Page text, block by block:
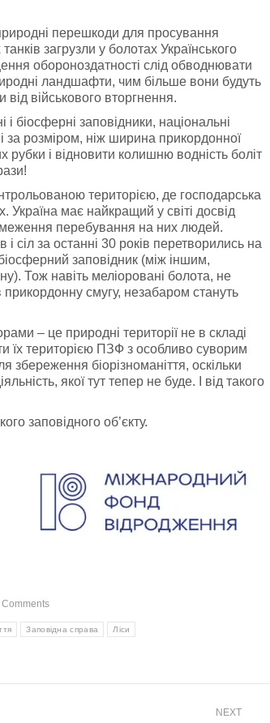
природні перешкоди для просування
загрузли у болотах Українського
обороноздатності слід обводнювати
ландшафти, чим більше вони будуть
військового вторгнення.
біосферні заповідники, національні
за розміром, ніж ширина прикордонної
рубки і відновити колишню водність боліт
територією, де господарська
має найкращий у світі досвід
перебування на них людей.
сіл за останні 30 років перетворились на
заповідник (між іншим,
Тож навіть меліоровані болота, не
прикордонну смугу, незабаром стануть
– це природні території не в складі
їх територією ПЗФ з особливо суворим
біорізноманіття, оскільки
якої тут тепер не буде. І від такого
заповідного об’єкту.
Comments
Заповідна справа Ліси
NEXT